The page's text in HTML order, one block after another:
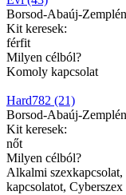
Borsod-Abaúj-
Kit keresek:
férfit
Milyen célból?
Komoly kapcsolat
Hard782 (21)
Borsod-Abaúj-
Kit keresek:
nőt
Milyen célból?
Alkalmi szexkapcsolat,
kapcsolatot,